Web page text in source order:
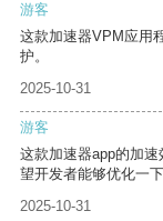
游客
这款加速器VPM应用
护。
2025-10-31
游客
这款加速器app的加
望开发者能够优化一下
2025-10-31